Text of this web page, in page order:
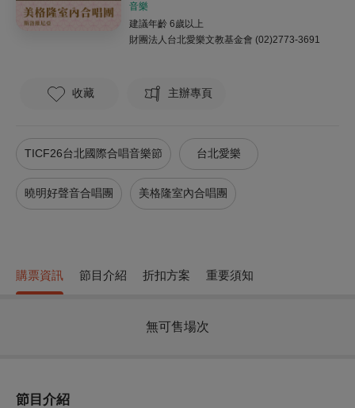
音樂
建議年齡 6歲以上
財團法人台北愛樂文教基金會 (02)2773-3691
收藏 主辦專頁
TICF26台北國際合唱音樂節 台北愛樂
曉明好聲音合唱團 美格隆室內合唱團
購票資訊 節目介紹 折扣方案 重要須知
無可售場次
節目介紹